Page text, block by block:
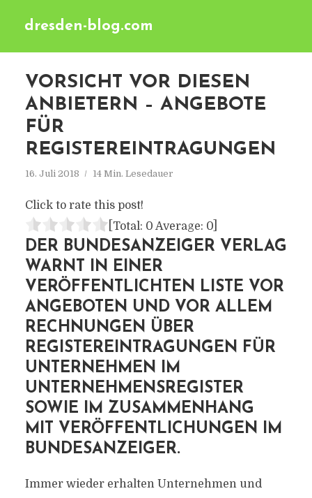
dresden-blog.com
VORSICHT VOR DIESEN
ANBIETERN – ANGEBOTE
FÜR
REGISTEREINTRAGUNGEN
16. Juli 2018 14 Min. Lesedauer
Click to rate this post!
[Total: 0 Average: 0]
DER BUNDESANZEIGER VERLAG
WARNT IN EINER
VERÖFFENTLICHTEN LISTE VOR
ANGEBOTEN UND VOR ALLEM
RECHNUNGEN ÜBER
REGISTEREINTRAGUNGEN FÜR
UNTERNEHMEN IM
UNTERNEHMENSREGISTER
SOWIE IM ZUSAMMENHANG
MIT VERÖFFENTLICHUNGEN IM
BUNDESANZEIGER.
Immer wieder erhalten Unternehmen und